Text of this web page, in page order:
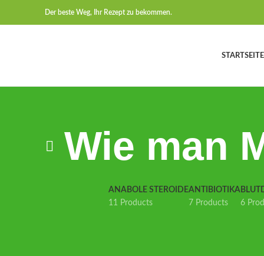
Der beste Weg, Ihr Rezept zu bekommen.
STARTSEITE
Wie man
ANABOLE STEROIDE
11 Products
ANTIBIOTIKA
7 Products
6